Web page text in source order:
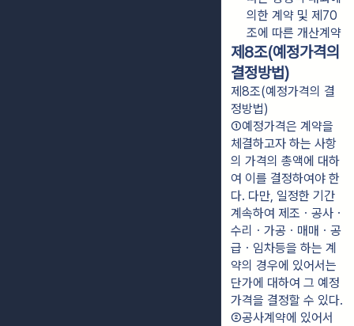
의한 계약 및 제70
조에 따른 개산계약
제8조(예정가격의
결정방법)
제8조(예정가격의 결
정방법)
①예정가격은 계약을
체결하고자 하는 사항
의 가격의 총액에 대하
여 이를 결정하여야 한
다. 다만, 일정한 기간
계속하여 제조ㆍ공사ㆍ
수리ㆍ가공ㆍ매매ㆍ공
급ㆍ임차등을 하는 계
약의 경우에 있어서는
단가에 대하여 그 예정
가격을 결정할 수 있다.
②공사계약에 있어서